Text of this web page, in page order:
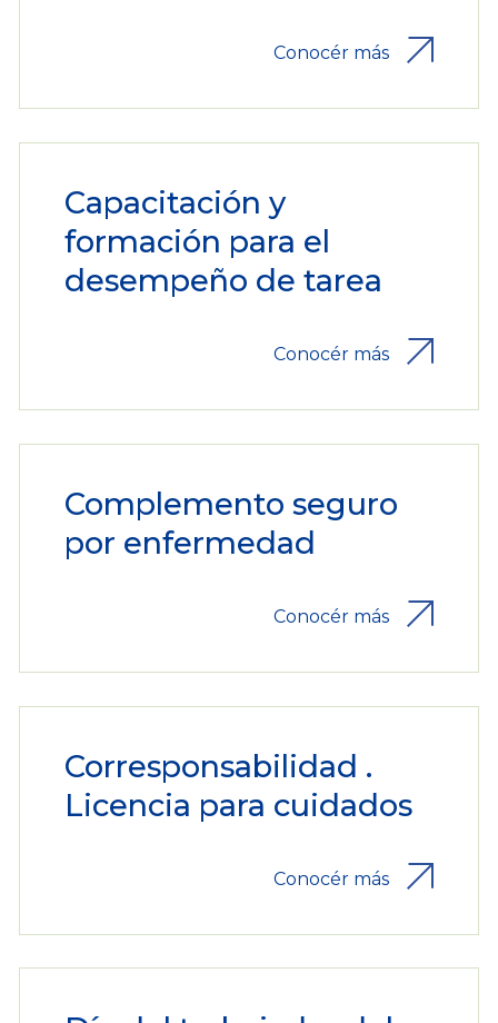
Conocér más
Capacitación y
formación para el
desempeño de tarea
Conocér más
Complemento seguro
por enfermedad
Conocér más
Corresponsabilidad .
Licencia para cuidados
Conocér más